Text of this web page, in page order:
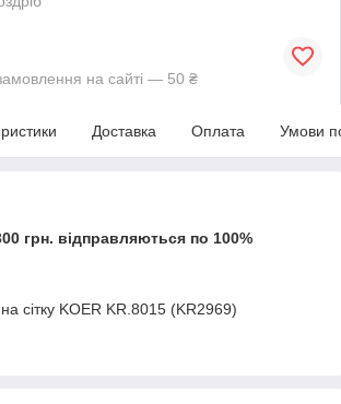
на сайті — 50 ₴
Доставка Оплата Умови
грн. відправляються по 100%
сітку KOER KR.8015 (KR2969)